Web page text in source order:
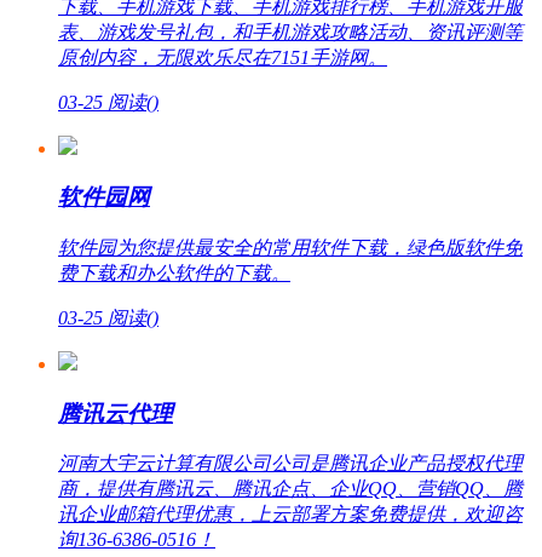
下载、手机游戏下载、手机游戏排行榜、手机游戏开服
表、游戏发号礼包，和手机游戏攻略活动、资讯评测等
原创内容，无限欢乐尽在7151手游网。
03-25 阅读()
软件园网
软件园为您提供最安全的常用软件下载，绿色版软件免
费下载和办公软件的下载。
03-25 阅读()
腾讯云代理
河南大宇云计算有限公司公司是腾讯企业产品授权代理
商，提供有腾讯云、腾讯企点、企业QQ、营销QQ、腾
讯企业邮箱代理优惠，上云部署方案免费提供，欢迎咨
询136-6386-0516！